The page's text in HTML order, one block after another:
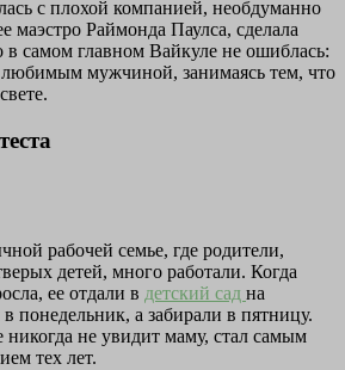
с плохой компанией, необдуманно
маэстро Раймонда Паулса, сделала
в самом главном Вайкуле не ошиблась:
мужчиной, занимаясь тем, что
рабочей семье, где родители,
детей, много работали. Когда
ее отдали в детский сад на
понедельник, а забирали в пятницу.
никогда не увидит маму, стал самым
тех лет.